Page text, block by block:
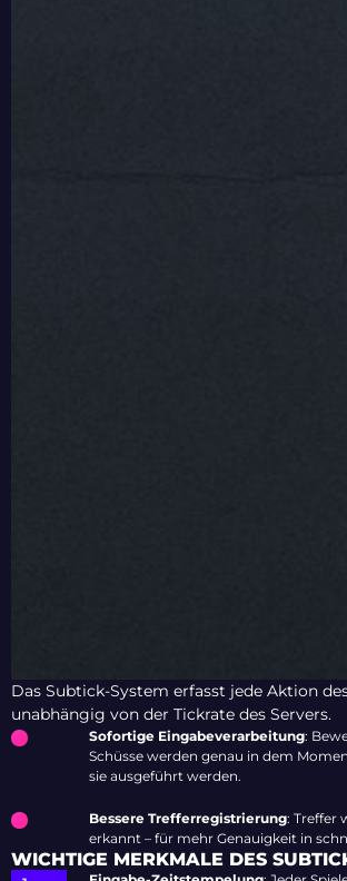
Das Subtick-System erfasst jede Aktion
unabhängig von der Tickrate des Servers.
Sofortige Eingabeverarbeitung:
Schüsse werden genau in dem
sie ausgeführt werden.
Bessere Trefferregistrierung: Treffer
erkannt – für mehr Genauigkeit in
WICHTIGE MERKMALE DES